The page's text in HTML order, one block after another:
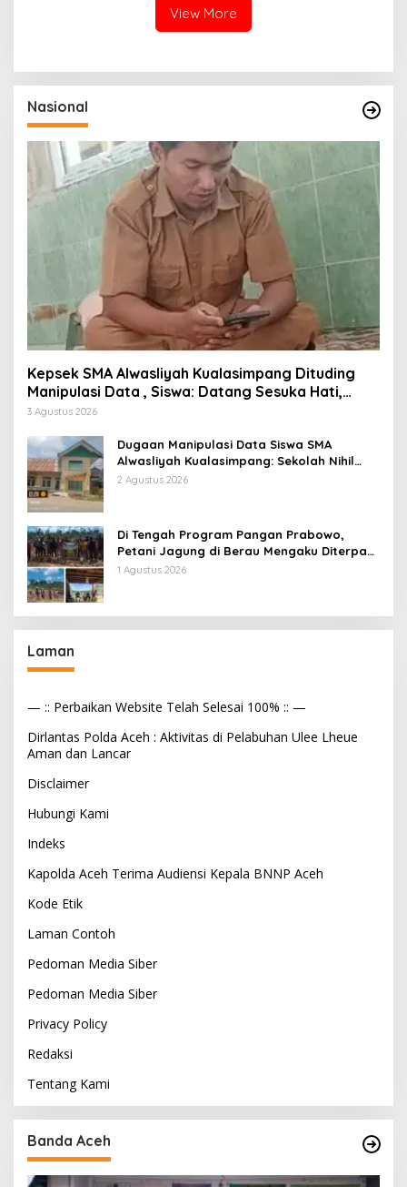
View More
Nasional
Kepsek SMA Alwasliyah Kualasimpang Dituding
Manipulasi Data , Siswa: Datang Sesuka Hati,
Dana MBG Disalurkan ke Guru & Pesantren
3 Agustus 2026
Dugaan Manipulasi Data Siswa SMA
Alwasliyah Kualasimpang: Sekolah Nihil
Murid Tapi Terima Dana BOS & Paket
2 Agustus 2026
Di Tengah Program Pangan Prabowo,
Petani Jagung di Berau Mengaku Diterpa
Tekanan Aparat
1 Agustus 2026
Laman
— :: Perbaikan Website Telah Selesai 100% :: —
Dirlantas Polda Aceh : Aktivitas di Pelabuhan Ulee Lheue
Aman dan Lancar
Disclaimer
Hubungi Kami
Indeks
Kapolda Aceh Terima Audiensi Kepala BNNP Aceh
Kode Etik
Laman Contoh
Pedoman Media Siber
Pedoman Media Siber
Privacy Policy
Redaksi
Tentang Kami
Banda Aceh